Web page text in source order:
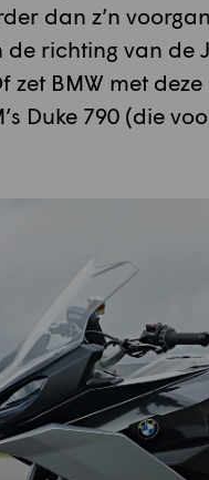
dan z’n
de richting van de
BMW met deze
Duke 790 (die